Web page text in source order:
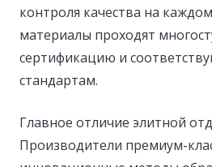
контроля качества на
материалы проходят
сертификацию и
стандартам.
Главное отличие элитной
Производители премиум-